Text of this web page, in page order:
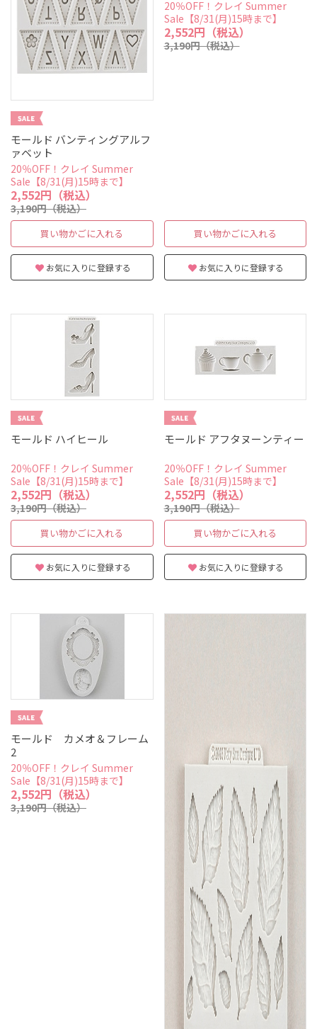
モールド バンティングアルフ
ァベット
20％OFF！クレイ Summer
Sale【8/31(月)15時まで】
2,552円（税込）
3,190円（税込）
買い物かごに入れる
お気に入りに登録する
20％OFF！クレイ Summer
Sale【8/31(月)15時まで】
2,552円（税込）
3,190円（税込）
買い物かごに入れる
お気に入りに登録する
モールド ハイヒール
20％OFF！クレイ Summer
Sale【8/31(月)15時まで】
2,552円（税込）
3,190円（税込）
買い物かごに入れる
お気に入りに登録する
モールド アフタヌーンティー
20％OFF！クレイ Summer
Sale【8/31(月)15時まで】
2,552円（税込）
3,190円（税込）
買い物かごに入れる
お気に入りに登録する
モールド カメオ＆フレーム
2
20％OFF！クレイ Summer
Sale【8/31(月)15時まで】
2,552円（税込）
3,190円（税込）